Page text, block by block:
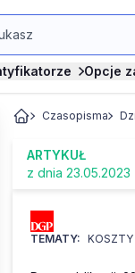
Opcje
Czasopisma
ARTYKUŁ
z dnia 23.05.2023
TEMATY: KOSZTY